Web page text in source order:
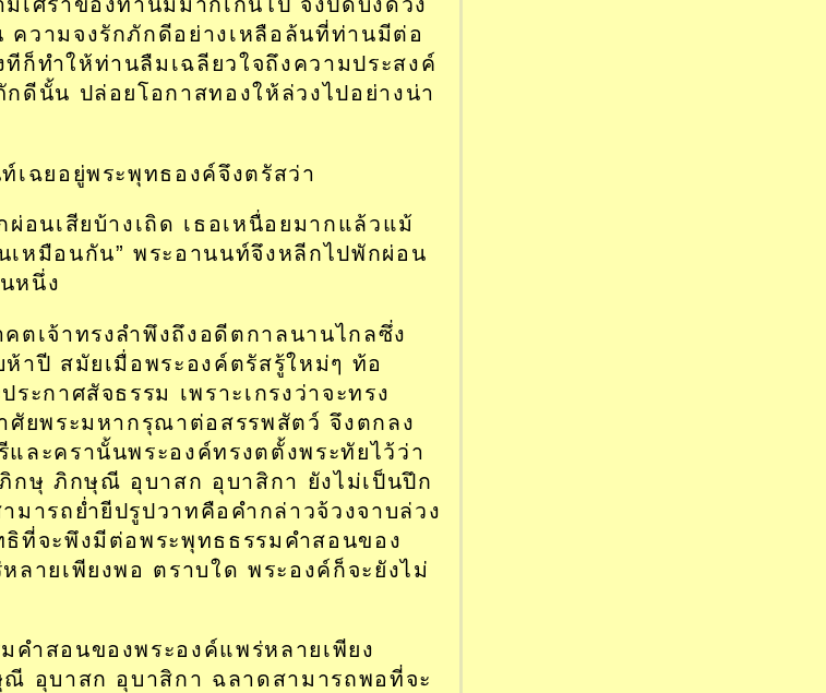
วามจงรักภักดีอย่างเหลือล้นที่ท่านมีต่อ
ก็ทำให้ท่านลืมเฉลียวใจถึงความประสงค์
ดีนั้น ปล่อยโอกาสทองให้ล่วงไปอย่างน่า
เฉยอยู่พระพุทธองค์จึงตรัสว่า
ผ่อนเสียบ้างเถิด เธอเหนื่อยมากแล้วแม้
เหมือนกัน” พระอานนท์จึงหลีกไปพักผ่อน
หนึ่ง
ตเจ้าทรงลำพึงถึงอดีตกาลนานไกลซึ่ง
าปี สมัยเมื่อพระองค์ตรัสรู้ใหม่ๆ ท้อ
ระกาศสัจธรรม เพราะเกรงว่าจะทรง
ศัยพระมหากรุณาต่อสรรพสัตว์ จึงตกลง
และครานั้นพระองค์ทรงตตั้งพระทัยไว้ว่า
กษุ ภิกษุณี อุบาสก อุบาสิกา ยังไม่เป็นปึก
มารถย่ำยีปรูปวาทคือคำกล่าวจ้วงจาบล่วง
ที่จะพึงมีต่อพระพุทธธรรมคำสอนของ
ลายเพียงพอ ตราบใด พระองค์ก็จะยังไม่
คำสอนของพระองค์แพร่หลายเพียง
อุบาสก อุบาสิกา ฉลาดสามารถพอที่จะ